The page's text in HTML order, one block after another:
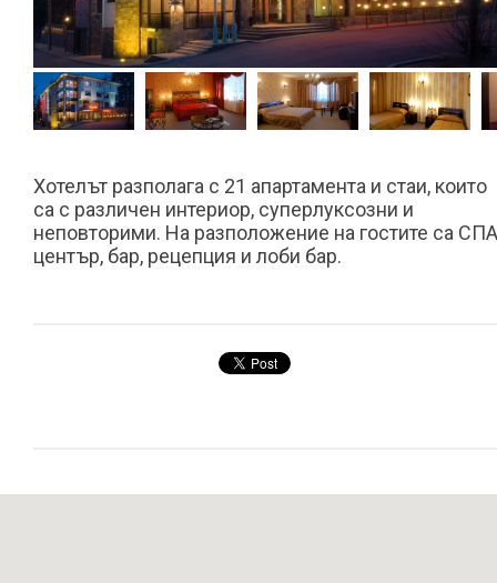
Хотелът разполага с 21 апартамента и стаи, които
са с различен интериор, суперлуксозни и
неповторими. На разположение на гостите са СПА
център, бар, рецепция и лоби бар.